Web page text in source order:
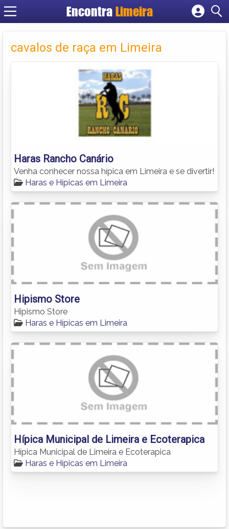
Encontra Limeira
Cadastrar empresa
Criar conta
cavalos de raça em Limeira
Haras Rancho Canário
Venha conhecer nossa hípica em Limeira e se divertir!
Haras e Hípicas em Limeira
Hipismo Store
Hipismo Store
Haras e Hípicas em Limeira
Hípica Municipal de Limeira e Ecoterapica
Hípica Municipal de Limeira e Ecoterapica
Haras e Hípicas em Limeira